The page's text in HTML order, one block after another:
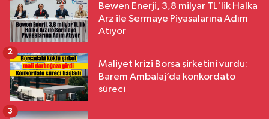
Bewen Enerji, 3,8 milyar TL'lik Halka
Arz ile Sermaye Piyasalarına Adım
Atıyor
Maliyet krizi Borsa şirketini vurdu:
Barem Ambalaj’da konkordato
süreci
2
3